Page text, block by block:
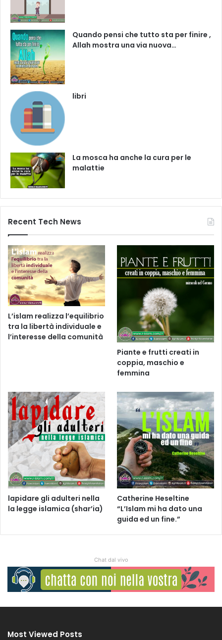
Quando pensi che tutto sta per finire ,
Allah mostra una via nuova…
libri
La mosca ha anche la cura per le
malattie
Recent Tech News
L’islam realizza l’equilibrio
tra la libertà individuale e
l’interesse della comunità
Piante e frutti creati in
coppia, maschio e
femmina
lapidare gli adulteri nella
la legge islamica (shar’ia)
Catherine Heseltine
“L’Islam mi ha dato una
guida ed un fine.”
Chat dal vivo
Most Viewed Posts